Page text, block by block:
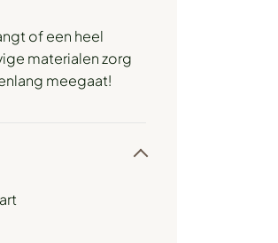
of een heel
materialen zorg
meegaat!